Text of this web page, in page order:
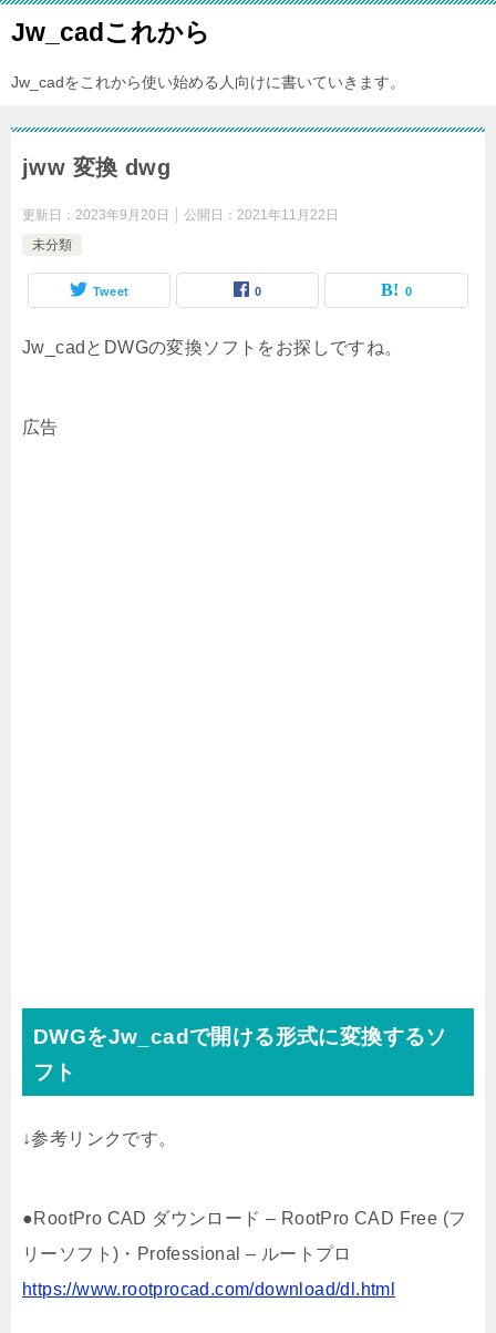
Jw_cadこれから
Jw_cadをこれから使い始める人向けに書いていきます。
jww 変換 dwg
更新日： 2023年9月20日 公開日： 2021年11月22日
未分類
Tweet 0 0
Jw_cadとDWGの変換ソフトをお探しですね。
広告
DWGをJw_cadで開ける形式に変換するソ
フト
↓参考リンクです。
●RootPro CAD ダウンロード – RootPro CAD Free (フ
リーソフト)・Professional – ルートプロ
https://www.rootprocad.com/download/dl.html